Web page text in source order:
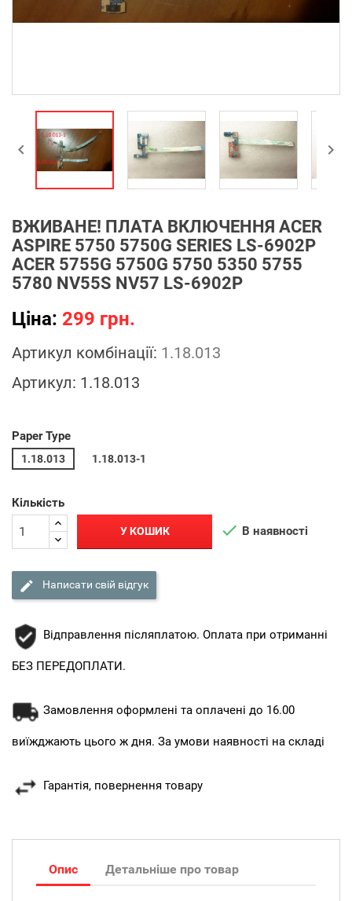
 
ВЖИВАНЕ! ПЛАТА ВКЛЮЧЕННЯ ACER
ASPIRE 5750 5750G SERIES LS-6902P
ACER 5755G 5750G 5750 5350 5755
5780 NV55S NV57 LS-6902P
Ціна: 299 грн.
Артикул комбінації: 1.18.013
Артикул: 1.18.013
Paper Type
1.18.013 1.18.013-1
Кількість
У КОШИК  В наявності
Написати свій відгук
Відправлення післяплатою. Оплата при отриманні
БЕЗ ПЕРЕДОПЛАТИ.
Замовлення оформлені та оплачені до 16.00
виїжджають цього ж дня. За умови наявності на складі
Гарантія, повернення товару
Опис Детальніше про товар